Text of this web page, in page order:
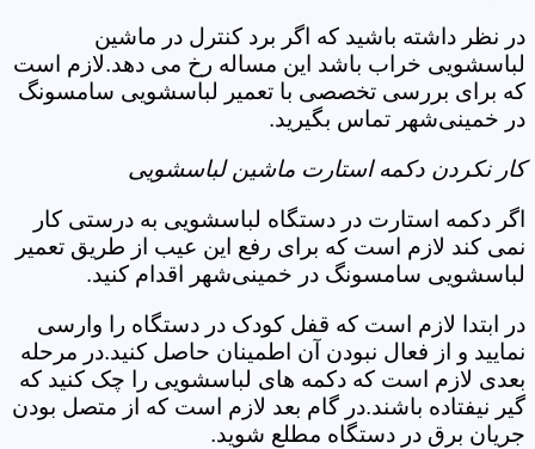
در نظر داشته باشید که اگر برد کنترل در ماشین
لباسشویی خراب باشد این مساله رخ می دهد.لازم است
که برای بررسی تخصصی با تعمیر لباسشویی سامسونگ
در خمینی‌شهر تماس بگیرید.
کار نکردن دکمه استارت ماشین لباسشویی
اگر دکمه استارت در دستگاه لباسشویی به درستی کار
نمی کند لازم است که برای رفع این عیب از طریق تعمیر
لباسشویی سامسونگ در خمینی‌شهر اقدام کنید.
در ابتدا لازم است که قفل کودک در دستگاه را وارسی
نمایید و از فعال نبودن آن اطمینان حاصل کنید.در مرحله
بعدی لازم است که دکمه های لباسشویی را چک کنید که
گیر نیفتاده باشند.در گام بعد لازم است که از متصل بودن
جریان برق در دستگاه مطلع شوید.